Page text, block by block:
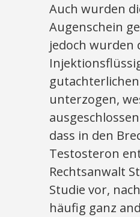
Auch wurden
Augenschein
jedoch wurden
unterzogen,
dass in den
Testosteron
Rechtsanwalt
Studie vor,
häufig ganz